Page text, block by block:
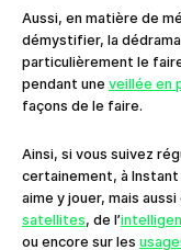
Aussi, en matière de
démystifier, la
particulièrement le
pendant une veillée en
façons de le faire.
Ainsi, si vous suivez
certainement, à Instant
aime y jouer, mais
satellites, de l’
ou encore sur les